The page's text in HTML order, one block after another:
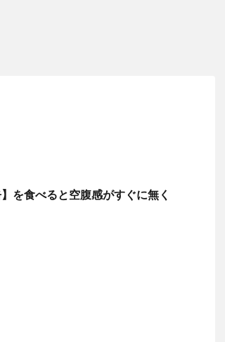
を食べると空腹感がすぐに無く